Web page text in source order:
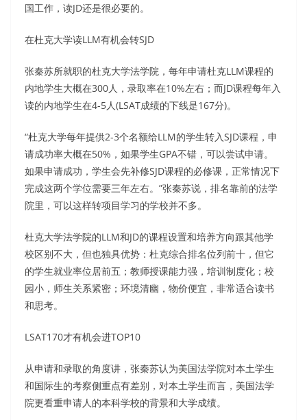
国工作，读JD还是很必要的。
在杜克大学读LLM有机会转SJD
张秦苏所就职的杜克大学法学院，每年申请杜克LLM课程的
内地学生大概在300人，录取率在10%左右；而JD课程每年入
读的内地学生在4-5人(LSAT成绩的下线是167分)。
“杜克大学每年提供2-3个名额给LLM的学生转入SJD课程，申
请成功率大概在50%，如果学生GPA不错，可以尝试申请。
如果申请成功，学生会先补修SJD课程的必修课，正常情况下
完成这两个学位需要三年左右。”张秦苏说，排名靠前的法学
院里，可以这样转项目学习的学校并不多。
杜克大学法学院的LLM和JD的课程设置和培养方向跟其他学
校区别不大，但也独具优势：杜克综合排名位列前十，但它
的学生就业率位居前五；教师授课能力强，培训制度化；校
园小，师生关系紧密；环境清幽，物价便宜，非常适合读书
和思考。
LSAT170才有机会进TOP10
从申请和录取的角度讲，张秦苏认为美国法学院对本土学生
和国际生的考察侧重点有差别，对本土学生而言，美国法学
院更看重申请人的本科学校的背景和大学成绩。